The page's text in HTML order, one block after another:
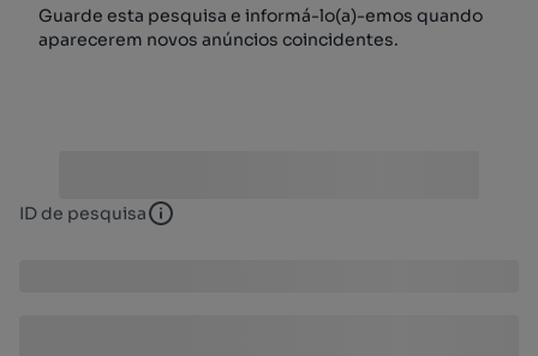
Guarde esta pesquisa e informá-lo(a)-emos quando
aparecerem novos anúncios coincidentes.
ID de pesquisa ID de pesquisa